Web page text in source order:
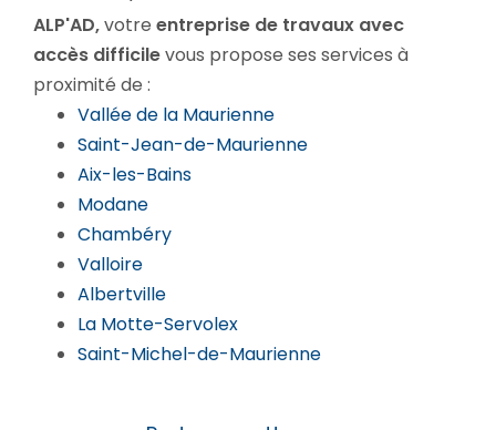
ALP'AD,votre entreprise de travaux avec
accès difficilevous propose ses services à
proximité de :
Vallée de la Maurienne
Saint-Jean-de-Maurienne
Aix-les-Bains
Modane
Chambéry
Valloire
Albertville
La Motte-Servolex
Saint-Michel-de-Maurienne